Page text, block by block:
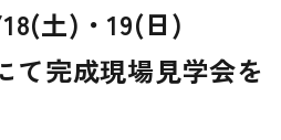
グパーク
パーク
パーク
土)・19(日)
て完成現場見学会を